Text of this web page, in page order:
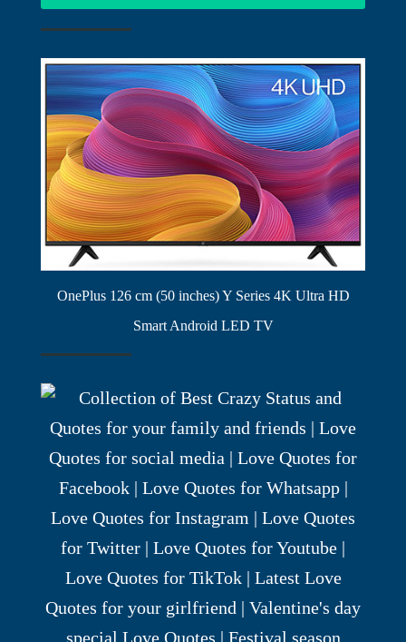
OnePlus 126 cm (50 inches) Y Series 4K Ultra HD
Smart Android LED TV